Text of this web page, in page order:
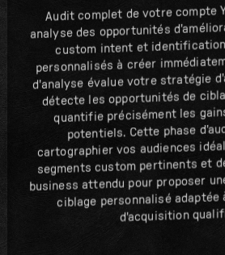
Audit complet de votre compte
analyse des opportunités
custom intent et
personnalisés à créer
d'analyse évalue votre stratégie
détecte les opportunités de
quantifie précisément les
potentiels. Cette phase
cartographier vos audiences
segments custom pertinents et
business attendu pour proposer
ciblage personnalisé
d'acquisition